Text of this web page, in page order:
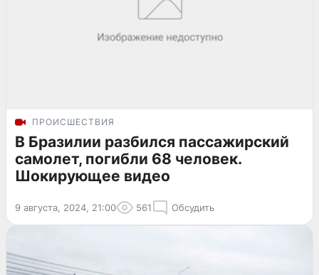
ПРОИСШЕСТВИЯ
В Бразилии разбился пассажирский
самолет, погибли 68 человек.
Шокирующее видео
9 августа, 2024, 21:00 561 Обсудить